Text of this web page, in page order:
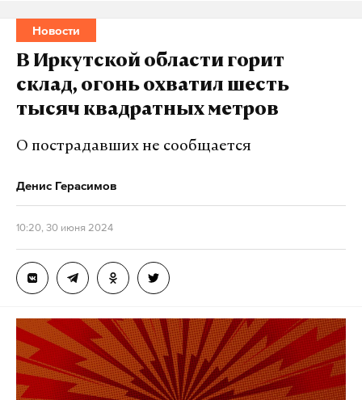
Новости
В Иркутской области горит
склад, огонь охватил шесть
тысяч квадратных метров
О пострадавших не сообщается
Денис Герасимов
10:20, 30 июня 2024